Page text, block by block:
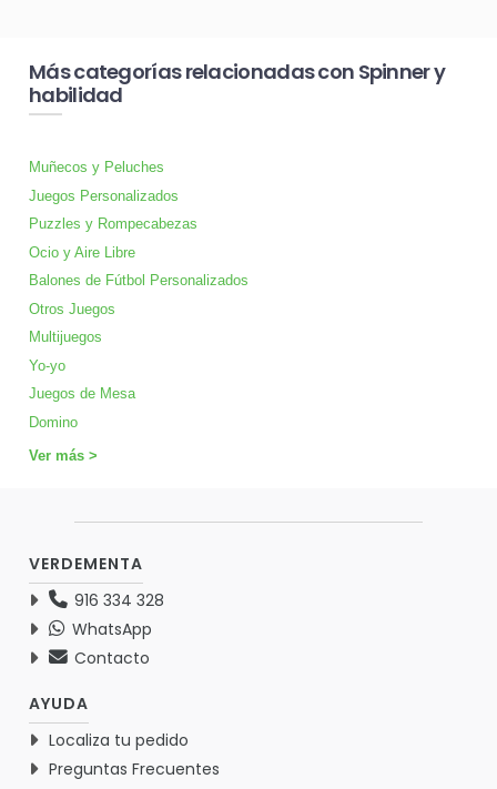
Más categorías relacionadas con Spinner y
habilidad
Muñecos y Peluches
Juegos Personalizados
Puzzles y Rompecabezas
Ocio y Aire Libre
Balones de Fútbol Personalizados
Otros Juegos
Multijuegos
Yo-yo
Juegos de Mesa
Domino
Ver más >
VERDEMENTA
916 334 328
WhatsApp
Contacto
AYUDA
Localiza tu pedido
Preguntas Frecuentes